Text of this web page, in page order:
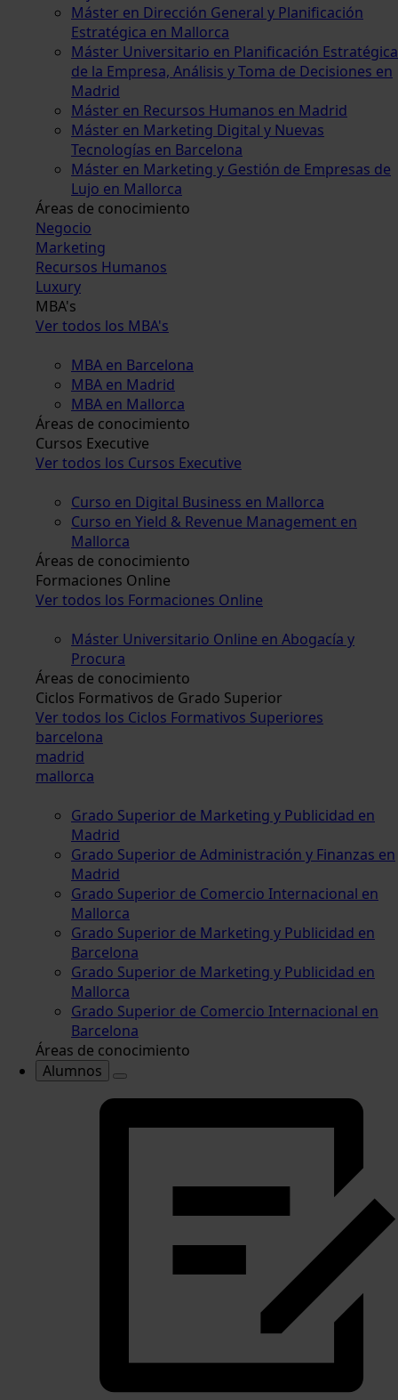
Máster en Dirección General y Planificación
Estratégica en Mallorca
Máster Universitario en Planificación Estratégica
de la Empresa, Análisis y Toma de Decisiones en
Madrid
Máster en Recursos Humanos en Madrid
Máster en Marketing Digital y Nuevas
Tecnologías en Barcelona
Máster en Marketing y Gestión de Empresas de
Lujo en Mallorca
Áreas de conocimiento
Negocio
Marketing
Recursos Humanos
Luxury
MBA's
Ver todos los MBA's
MBA en Barcelona
MBA en Madrid
MBA en Mallorca
Áreas de conocimiento
Cursos Executive
Ver todos los Cursos Executive
Curso en Digital Business en Mallorca
Curso en Yield & Revenue Management en
Mallorca
Áreas de conocimiento
Formaciones Online
Ver todos los Formaciones Online
Máster Universitario Online en Abogacía y
Procura
Áreas de conocimiento
Ciclos Formativos de Grado Superior
Ver todos los Ciclos Formativos Superiores
barcelona
madrid
mallorca
Grado Superior de Marketing y Publicidad en
Madrid
Grado Superior de Administración y Finanzas en
Madrid
Grado Superior de Comercio Internacional en
Mallorca
Grado Superior de Marketing y Publicidad en
Barcelona
Grado Superior de Marketing y Publicidad en
Mallorca
Grado Superior de Comercio Internacional en
Barcelona
Áreas de conocimiento
Alumnos